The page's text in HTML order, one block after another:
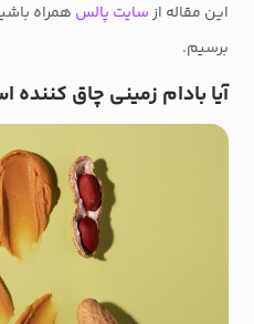
این مقاله ازسایت پالس همراه
برسیم.
آیا بادام زمینی چاق کننده